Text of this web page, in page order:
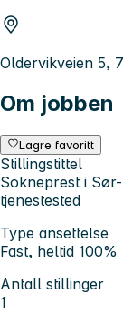
Oldervikveien 5,
Om jobben
Lagre favoritt
Stillingstittel
Sokneprest i
tjenestested
Type ansettelse
Fast, heltid 100%
Antall stillinger
1